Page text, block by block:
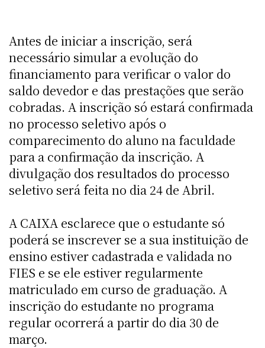
Antes de iniciar a inscrição, será
necessário simular a evolução do
financiamento para verificar o valor do
saldo devedor e das prestações que serão
cobradas. A inscrição só estará confirmada
no processo seletivo após o
comparecimento do aluno na faculdade
para a confirmação da inscrição. A
divulgação dos resultados do processo
seletivo será feita no dia 24 de Abril.
A CAIXA esclarece que o estudante só
poderá se inscrever se a sua instituição de
ensino estiver cadastrada e validada no
FIES e se ele estiver regularmente
matriculado em curso de graduação. A
inscrição do estudante no programa
regular ocorrerá a partir do dia 30 de
março.